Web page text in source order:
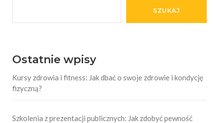
SZUKAJ
Ostatnie wpisy
Kursy zdrowia i fitness: Jak dbać o swoje zdrowie i kondycję
fizyczną?
Szkolenia z prezentacji publicznych: Jak zdobyć pewność